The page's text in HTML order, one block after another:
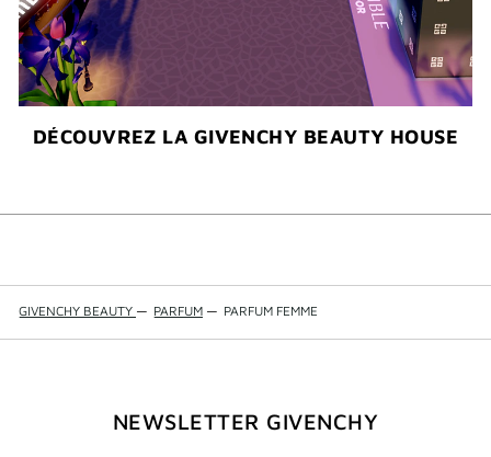
DÉCOUVREZ LA GIVENCHY BEAUTY HOUSE
GIVENCHY BEAUTY — PARFUM — PARFUM FEMME
NEWSLETTER GIVENCHY